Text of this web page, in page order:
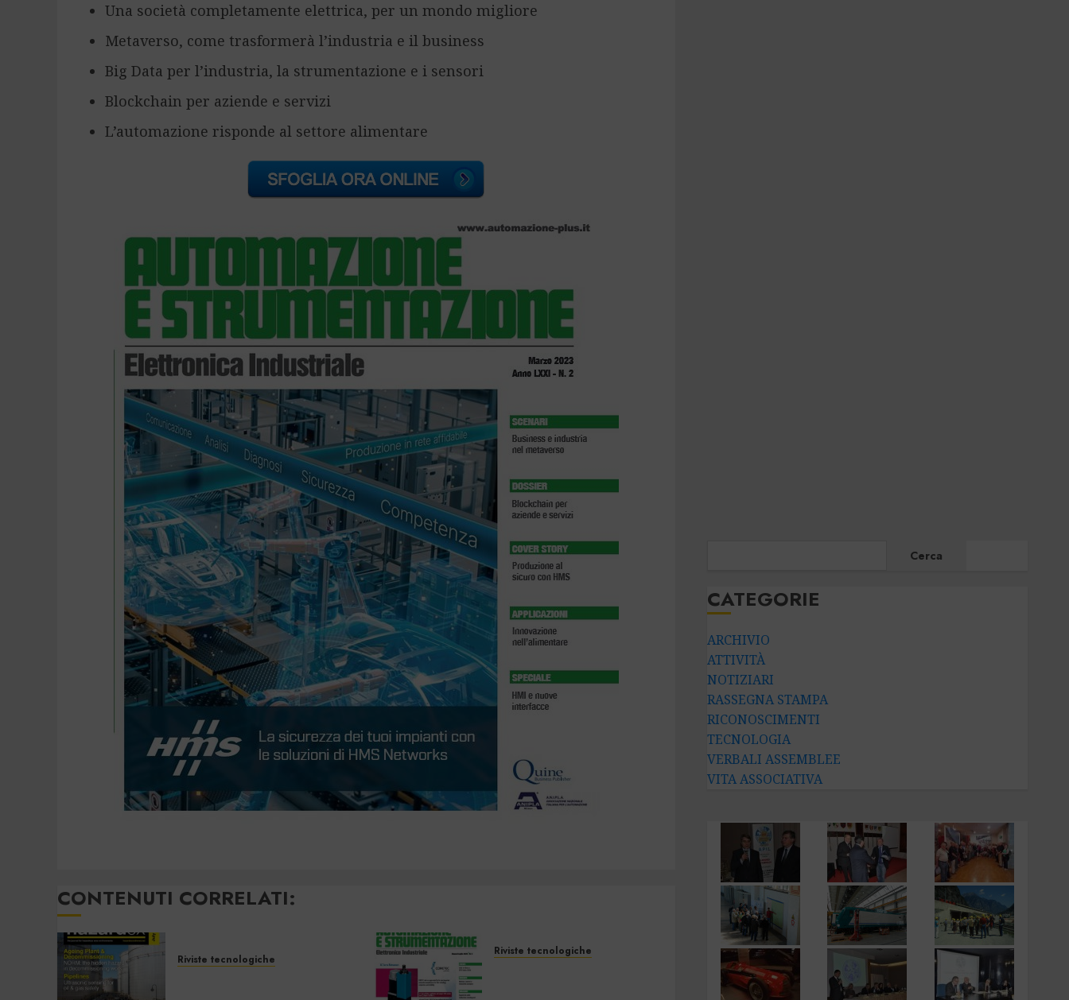
Una società completamente elettrica, per un mondo migliore
Metaverso, come trasformerà l’industria e il business
Big Data per l’industria, la strumentazione e i sensori
Blockchain per aziende e servizi
L’automazione risponde al settore alimentare
CONTENUTI CORRELATI:
Riviste tecnologiche
Riviste tecnologiche
Cerca
CATEGORIE
ARCHIVIO
ATTIVITÀ
NOTIZIARI
RASSEGNA STAMPA
RICONOSCIMENTI
TECNOLOGIA
VERBALI ASSEMBLEE
VITA ASSOCIATIVA